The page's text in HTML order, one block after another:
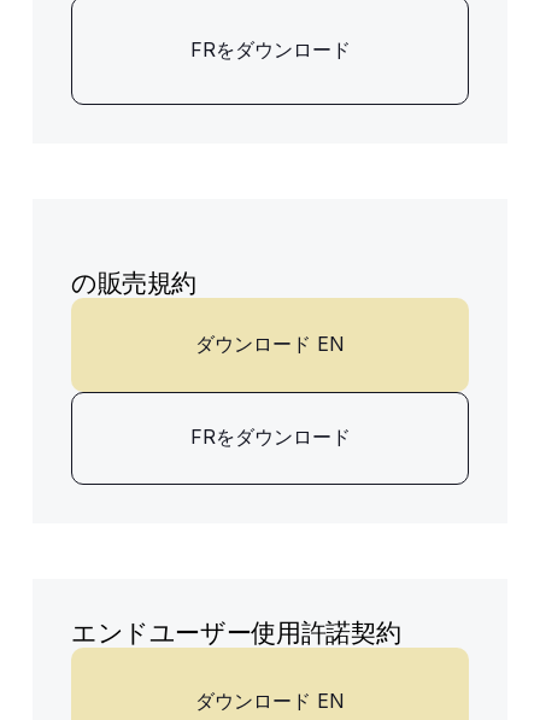
FRをダウンロード
の販売規約
ダウンロード EN
FRをダウンロード
エンドユーザー使用許諾契約
ダウンロード EN